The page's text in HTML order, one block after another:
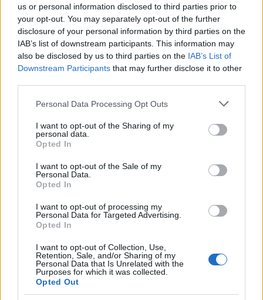
us or personal information disclosed to third parties prior to
your opt-out. You may separately opt-out of the further
disclosure of your personal information by third parties on the
IAB’s list of downstream participants. This information may
also be disclosed by us to third parties on the IAB’s List of
Downstream Participants that may further disclose it to other
Please note that this website/app uses one or more Google
not limited to your visit or usage behaviour. You may click to
grant or deny consent to Google and its third-party tags to
use your data for below specified purposes in below Google
consent section.
Personal Data Processing Opt Outs
I want to opt-out of the Sharing of my
personal data.
Opted In
I want to opt-out of the Sale of my
Personal Data.
Opted In
I want to opt-out of processing my
Personal Data for Targeted Advertising.
Opted In
I want to opt-out of Collection, Use,
Retention, Sale, and/or Sharing of my
Personal Data that Is Unrelated with the
Purposes for which it was collected.
Opted Out
όγκο στη μέγιστη φωτεινότητα, ενώ η υψηλή της
αντίθεση επιτρέπει την απόδοση έντονων μαύρων
χρωμάτων για βαθιά εμβύθιση και εξαιρετική
λεπτομέρεια, ακόμα και στις πιο σκοτεινές σκηνές
των ταινιών.
Ευελιξία, κλιμάκωση και συμβατότητα
Ένα από τα σημαντικότερα δομικά πλεονεκτήματα
του νέου συστήματος είναι η ευέλικτη υποστήριξη
κλιμάκωσης. Παρότι η βασική διάσταση ορίζεται στα